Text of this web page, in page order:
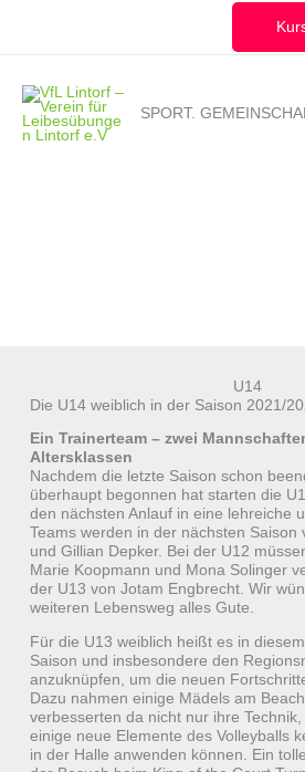
SPORT.
U14
Die U14 weiblich in der Saison 2021/
Ein Trainerteam – zwei
Altersklassen
Nachdem die letzte Saison schon
überhaupt begonnen hat starten die
den nächsten Anlauf in eine lehreiche
Teams werden in der nächsten Saison
und Gillian Depker. Bei der U12
Marie Koopmann und Mona Solinger
der U13 von Jotam Engbrecht. Wir
weiteren Lebensweg alles Gute.
Für die U13 weiblich heißt es in
Saison und insbesondere den
anzuknüpfen, um die neuen
Dazu nahmen einige Mädels am
verbesserten da nicht nur ihre
einige neue Elemente des Volleyballs
in der Halle anwenden können. Ein